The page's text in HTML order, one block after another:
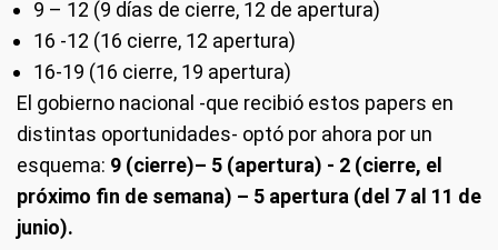
9 – 12 (9 días de cierre, 12 de apertura)
16 -12 (16 cierre, 12 apertura)
16-19 (16 cierre, 19 apertura)
El gobierno nacional -que recibió estos papers en
distintas oportunidades- optó por ahora por un
esquema: 9 (cierre)– 5 (apertura) - 2 (cierre, el
próximo fin de semana) – 5 apertura (del 7 al 11 de
junio).